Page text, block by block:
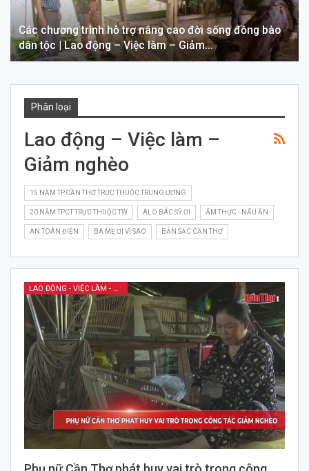
Các chương trình hỗ trợ nâng cao đời sống đồng bào
dân tộc | Lao động – Việc làm – Giảm…
Phân loại
Lao động – Việc làm –
Giảm nghèo
15 NĂM TP.CẦN THƠ TRỰC THUỘC TRUNG ƯƠNG
20 NĂM TPCT TRỰC THUỘC TW ALO BÁC SỸ ƠI ẨM THỰC - NẤU ĂN
AN TOÀN ĐIỆN BA MẸ ƠI VÌ SAO BẢN SẮC CẦN THƠ
LAO ĐỘNG - VIỆC LÀM - GIẢM NGHÈO